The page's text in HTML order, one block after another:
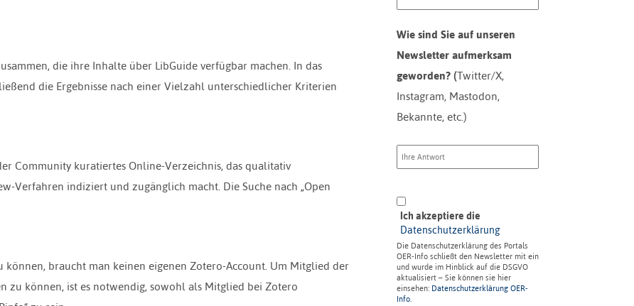
die ihre Inhalte über LibGuide verfügbar machen. In das
die Ergebnisse nach einer Vielzahl unterschiedlicher Kriterien
Community kuratiertes Online-Verzeichnis, das qualitativ
Verfahren indiziert und zugänglich macht. Die Suche nach „Open
braucht man keinen eigenen Zotero-Account. Um Mitglied der
zu können, ist es notwendig, sowohl als Mitglied bei Zotero
Wie sind Sie auf unseren
Newsletter aufmerksam
geworden? (Twitter/X,
Instagram, Mastodon,
Bekannte, etc.)
Ich akzeptiere die
Datenschutzerklärung
Die Datenschutzerklärung des Portals
OER-Info schließt den Newsletter mit ein
und wurde im Hinblick auf die DSGVO
aktualisiert – Sie können sie hier
einsehen: Datenschutzerklärung OER-
Info.